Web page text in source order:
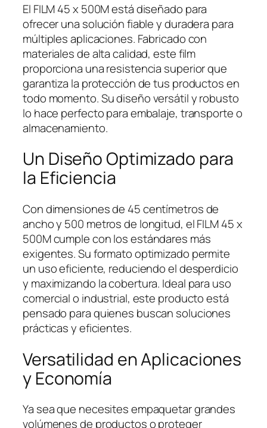
El FILM 45 x 500M está diseñado para
ofrecer una solución fiable y duradera para
múltiples aplicaciones. Fabricado con
materiales de alta calidad, este film
proporciona una resistencia superior que
garantiza la protección de tus productos en
todo momento. Su diseño versátil y robusto
lo hace perfecto para embalaje, transporte o
almacenamiento.
Un Diseño Optimizado para
la Eficiencia
Con dimensiones de 45 centímetros de
ancho y 500 metros de longitud, el FILM 45 x
500M cumple con los estándares más
exigentes. Su formato optimizado permite
un uso eficiente, reduciendo el desperdicio
y maximizando la cobertura. Ideal para uso
comercial o industrial, este producto está
pensado para quienes buscan soluciones
prácticas y eficientes.
Versatilidad en Aplicaciones
y Economía
Ya sea que necesites empaquetar grandes
volúmenes de productos o proteger